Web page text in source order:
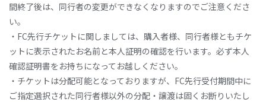
間終了後は、同行者の変更ができなくなりますのでご注意くださ
い。
・FC先行チケットに関しましては、購入者様、同行者様ともチケ
ットに表示されたお名前と本人証明の確認を行います。必ず本人
確認証明書をお持ちになってお越しください。
・チケットは分配可能となっておりますが、FC先行受付期間中に
ご指定選択された同行者様以外の分配・譲渡は固くお断りいたし